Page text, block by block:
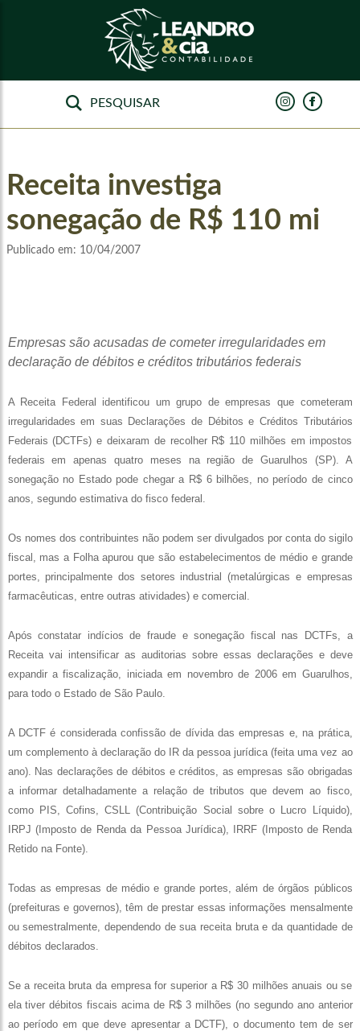
Receita investiga
sonegação de R$ 110 mi
Publicado em: 10/04/2007
Empresas são acusadas de cometer irregularidades em
declaração de débitos e créditos tributários federais
A Receita Federal identificou um grupo de empresas que cometeram
irregularidades em suas Declarações de Débitos e Créditos Tributários
Federais (DCTFs) e deixaram de recolher R$ 110 milhões em impostos
federais em apenas quatro meses na região de Guarulhos (SP). A
sonegação no Estado pode chegar a R$ 6 bilhões, no período de cinco
anos, segundo estimativa do fisco federal.
Os nomes dos contribuintes não podem ser divulgados por conta do sigilo
fiscal, mas a Folha apurou que são estabelecimentos de médio e grande
portes, principalmente dos setores industrial (metalúrgicas e empresas
farmacêuticas, entre outras atividades) e comercial.
Após constatar indícios de fraude e sonegação fiscal nas DCTFs, a
Receita vai intensificar as auditorias sobre essas declarações e deve
expandir a fiscalização, iniciada em novembro de 2006 em Guarulhos,
para todo o Estado de São Paulo.
A DCTF é considerada confissão de dívida das empresas e, na prática,
um complemento à declaração do IR da pessoa jurídica (feita uma vez ao
ano). Nas declarações de débitos e créditos, as empresas são obrigadas
a informar detalhadamente a relação de tributos que devem ao fisco,
como PIS, Cofins, CSLL (Contribuição Social sobre o Lucro Líquido),
IRPJ (Imposto de Renda da Pessoa Jurídica), IRRF (Imposto de Renda
Retido na Fonte).
Todas as empresas de médio e grande portes, além de órgãos públicos
(prefeituras e governos), têm de prestar essas informações mensalmente
ou semestralmente, dependendo de sua receita bruta e da quantidade de
débitos declarados.
Se a receita bruta da empresa for superior a R$ 30 milhões anuais ou se
ela tiver débitos fiscais acima de R$ 3 milhões (no segundo ano anterior
ao período em que deve apresentar a DCTF), o documento tem de ser